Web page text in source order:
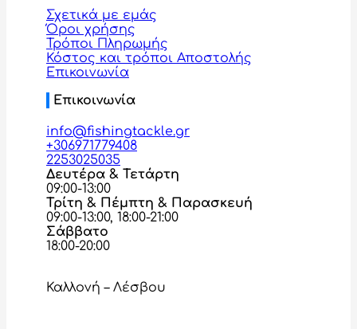
Σχετικά με εμάς
Όροι χρήσης
Τρόποι Πληρωμής
Κόστος και τρόποι Αποστολής
Επικοινωνία
Επικοινωνία
info@fishingtackle.gr
+306971779408
2253025035
Δευτέρα & Τετάρτη
09:00-13:00
Τρίτη & Πέμπτη & Παρασκευή
09:00-13:00, 18:00-21:00
Σάββατο
18:00-20:00
Καλλονή – Λέσβου